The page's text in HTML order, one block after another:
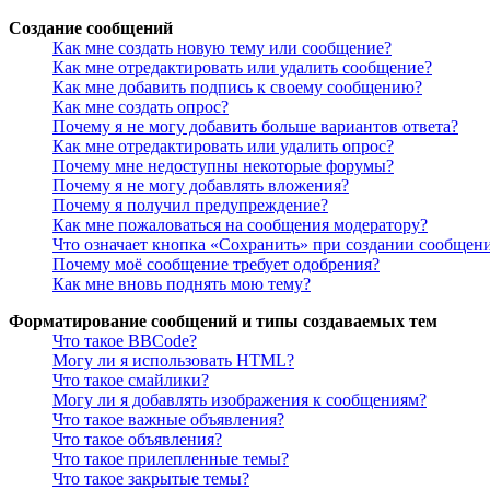
Создание сообщений
Как мне создать новую тему или сообщение?
Как мне отредактировать или удалить сообщение?
Как мне добавить подпись к своему сообщению?
Как мне создать опрос?
Почему я не могу добавить больше вариантов ответа?
Как мне отредактировать или удалить опрос?
Почему мне недоступны некоторые форумы?
Почему я не могу добавлять вложения?
Почему я получил предупреждение?
Как мне пожаловаться на сообщения модератору?
Что означает кнопка «Сохранить» при создании
Почему моё сообщение требует одобрения?
Как мне вновь поднять мою тему?
Форматирование сообщений и типы создаваемых тем
Что такое BBCode?
Могу ли я использовать HTML?
Что такое смайлики?
Могу ли я добавлять изображения к сообщениям?
Что такое важные объявления?
Что такое объявления?
Что такое прилепленные темы?
Что такое закрытые темы?